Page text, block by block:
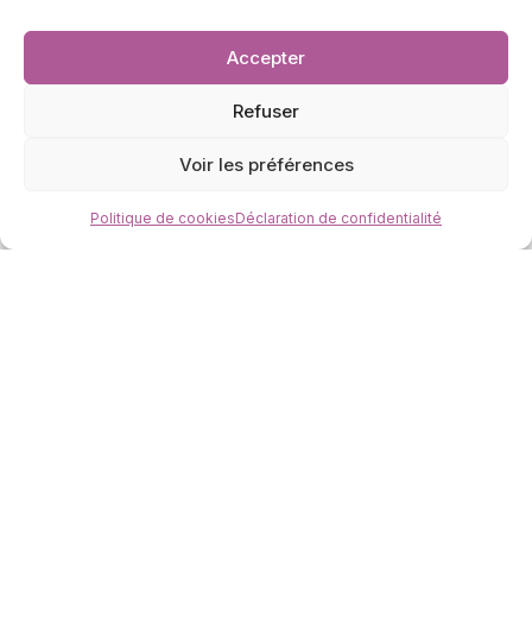
Accepter
Refuser
Voir les préférences
Politique de cookiesDéclaration de confidentialité
1267, Avenue Joseph Louis Ortolan